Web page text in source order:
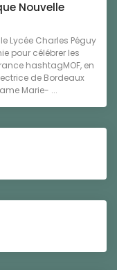
Nouvelle
Lycée Charles Péguy
pour célébrer les
hashtagMOF, en
de Bordeaux
Marie- ...